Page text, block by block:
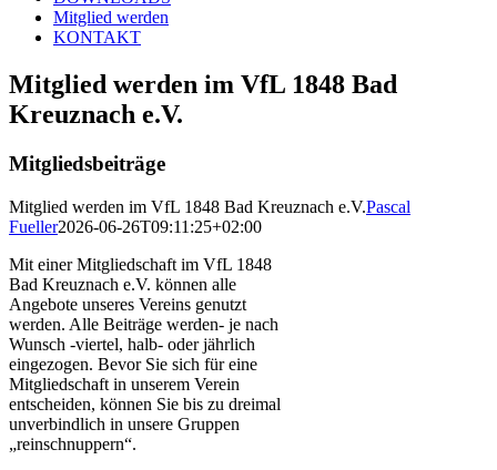
Mitglied werden
KONTAKT
Mitglied werden im VfL 1848 Bad
Kreuznach e.V.
Mitgliedsbeiträge
Mitglied werden im VfL 1848 Bad Kreuznach e.V.Pascal
Fueller2026-06-26T09:11:25+02:00
Mit einer Mitgliedschaft im VfL 1848
Bad Kreuznach e.V. können alle
Angebote unseres Vereins genutzt
werden. Alle Beiträge werden- je nach
Wunsch -viertel, halb- oder jährlich
eingezogen. Bevor Sie sich für eine
Mitgliedschaft in unserem Verein
entscheiden, können Sie bis zu dreimal
unverbindlich in unsere Gruppen
„reinschnuppern“.